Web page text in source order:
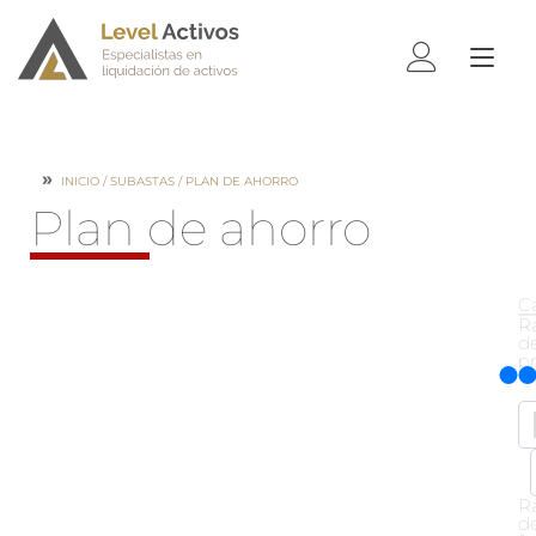
INICIO /SUBASTAS / PLAN DE AHORRO
Plan de ahorro